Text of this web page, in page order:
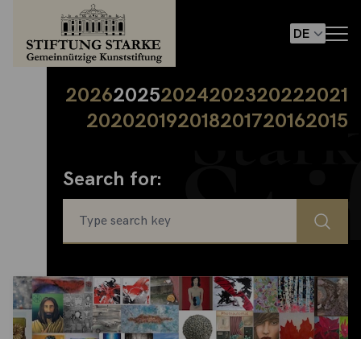
202620252024202320222021
202020192018201720162015
Search for: